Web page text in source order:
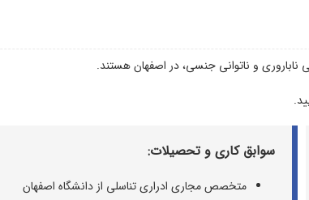
و ناتوانی جنسی، در اصفهان هستند.
سوابق کاری و تحصیلات:
متخصص مجاری ادراری تناسلی از دانشگاه اصفهان